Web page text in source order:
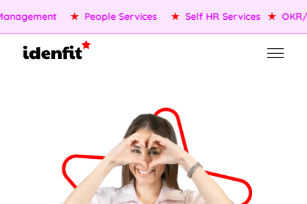
★ People Services ★ Self HR Services ★ OKR/